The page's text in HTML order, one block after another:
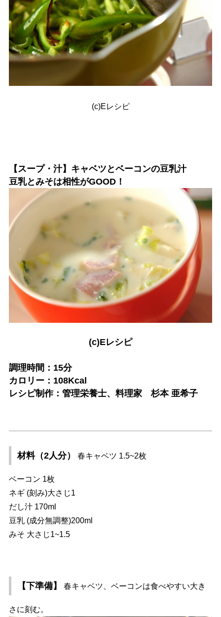
(c)Eレシピ
【スープ・汁】キャベツとベーコンの豆乳汁
豆乳とみそは相性がGOOD！
(c)Eレシピ
調理時間：15分
カロリー：108Kcal
レシピ制作：管理栄養士、料理家 杉本 亜希子
材料（2人分） 春キャベツ 1.5~2枚
ベーコン 1枚
ネギ (刻み)大さじ1
だし汁 170ml
豆乳 (成分無調整)200ml
みそ 大さじ1~1.5
【下準備】 春キャベツ、ベーコンは食べやすい大き
さに刻む。